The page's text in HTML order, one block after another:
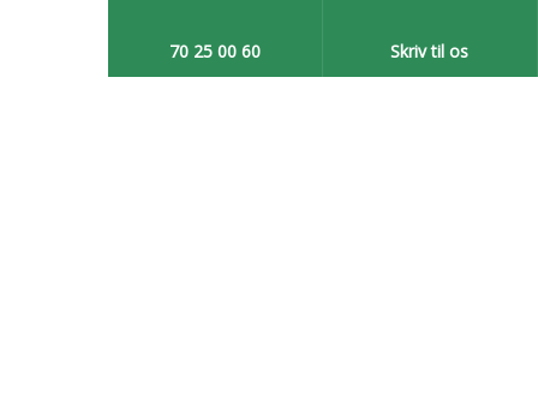
70 25 00 60​ Skriv til os​